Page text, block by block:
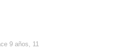
9 años, 11